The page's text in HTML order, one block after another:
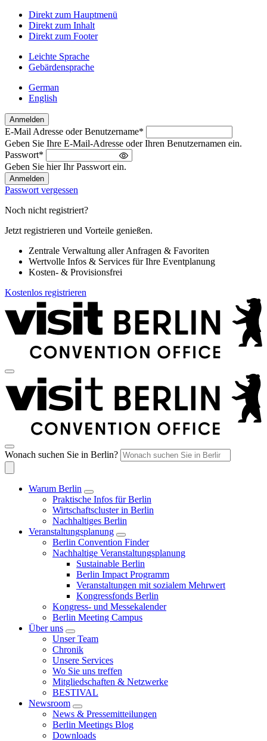
Direkt zum Hauptmenü
Direkt zum Inhalt
Direkt zum Footer
Leichte Sprache
Gebärdensprache
German
English
Anmelden
Willkommen
zurück!
Bitte
melden
Sie
sich
an
E-Mail Adresse oder Benutzername*
Geben Sie Ihre E-Mail-Adresse oder Ihren Benutzernamen ein.
Passwort*
Geben Sie hier Ihr Passwort ein.
Passwort vergessen
Noch nicht registriert?
Jetzt registrieren und Vorteile genießen.
Zentrale Verwaltung aller Anfragen & Favoriten
Wertvolle Infos & Services für Ihre Eventplanung
Kosten- & Provisionsfrei
Kostenlos registrieren
Wonach suchen Sie in Berlin?
Warum Berlin
Praktische Infos für Berlin
Wirtschaftscluster in Berlin
Nachhaltiges Berlin
Veranstaltungsplanung
Berlin Convention Finder
Nachhaltige Veranstaltungsplanung
Sustainable Berlin
Berlin Impact Programm
Veranstaltungen mit sozialem Mehrwert
Kongressfonds Berlin
Kongress- und Messekalender
Berlin Meeting Campus
Über uns
Unser Team
Chronik
Unsere Services
Wo Sie uns treffen
Mitgliedschaften & Netzwerke
BESTIVAL
Newsroom
News & Pressemitteilungen
Berlin Meetings Blog
Downloads